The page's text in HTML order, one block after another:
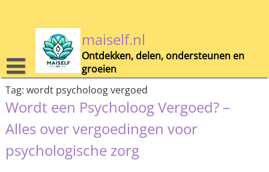
maiself.nl
Ontdekken, delen, ondersteunen en
groeien
Tag: wordt psycholoog vergoed
Wordt een Psycholoog Vergoed? –
Alles over vergoedingen voor
psychologische zorg